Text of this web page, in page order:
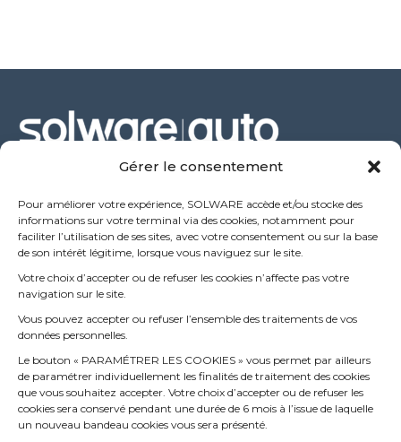
Gérer le consentement
Pour améliorer votre expérience, SOLWARE accède et/ou stocke des
informations sur votre terminal via des cookies, notamment pour
faciliter l’utilisation de ses sites, avec votre consentement ou sur la base
de son intérêt légitime, lorsque vous naviguez sur le site.
Votre choix d’accepter ou de refuser les cookies n’affecte pas votre
navigation sur le site.
Vous pouvez accepter ou refuser l’ensemble des traitements de vos
données personnelles.
Le bouton « PARAMÉTRER LES COOKIES » vous permet par ailleurs
de paramétrer individuellement les finalités de traitement des cookies
que vous souhaitez accepter. Votre choix d’accepter ou de refuser les
cookies sera conservé pendant une durée de 6 mois à l’issue de laquelle
un nouveau bandeau cookies vous sera présenté.
53 rue de l’étang
69760 Limonest – FRANCE
+33 (0) 4 72 52 70 70
Winmotor cloud : la version 100% full web de winmotor
next pour votre garage
26 mars 2026
Comment accéder facilement à l’historique d’un
véhicule dans votre garage ?
3 septembre 2025